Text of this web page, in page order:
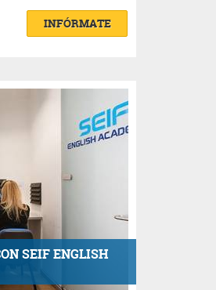
INFÓRMATE
SEIF ENGLISH